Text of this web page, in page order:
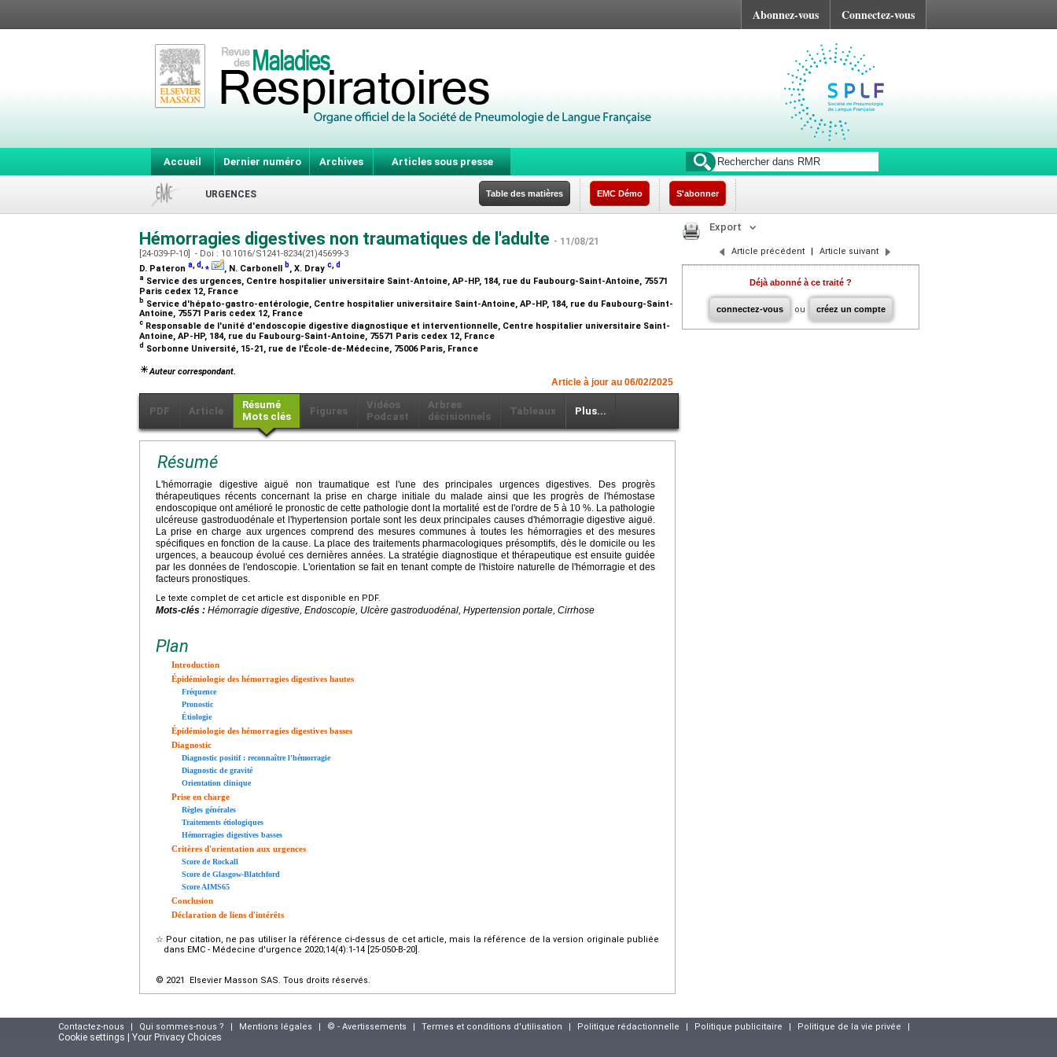
Abonnez-vous Connectez-vous
Accueil Dernier numéro Archives Articles sous presse
URGENCES Table des matières EMC Démo S'abonner
Hémorragies digestives non traumatiques de l'adulte - 11/08/21
[24-039-P-10] - Doi : 10.1016/S1241-8234(21)45699-3
D. Pateron a,d,⁎ , N. Carbonell b, X. Dray c,d
a Service des urgences, Centre hospitalier universitaire Saint-Antoine, AP-HP, 184, rue du Faubourg-Saint-Antoine, 75571
Paris cedex 12, France
b Service d'hépato-gastro-entérologie, Centre hospitalier universitaire Saint-Antoine, AP-HP, 184, rue du Faubourg-Saint-
Antoine, 75571 Paris cedex 12, France
c Responsable de l'unité d'endoscopie digestive diagnostique et interventionnelle, Centre hospitalier universitaire Saint-
Antoine, AP-HP, 184, rue du Faubourg-Saint-Antoine, 75571 Paris cedex 12, France
d Sorbonne Université, 15-21, rue de l'École-de-Médecine, 75006 Paris, France
Auteur correspondant.
Article à jour au 06/02/2025
PDF Article
Résumé
Mots clés
Figures
Vidéos
Podcast
Arbres
décisionnels
Tableaux Plus...
Résumé
L'hémorragie digestive aiguë non traumatique est l'une des principales urgences digestives. Des progrès
thérapeutiques récents concernant la prise en charge initiale du malade ainsi que les progrès de l'hémostase
endoscopique ont amélioré le pronostic de cette pathologie dont la mortalité est de l'ordre de 5 à 10 %. La pathologie
ulcéreuse gastroduodénale et l'hypertension portale sont les deux principales causes d'hémorragie digestive aiguë.
La prise en charge aux urgences comprend des mesures communes à toutes les hémorragies et des mesures
spécifiques en fonction de la cause. La place des traitements pharmacologiques présomptifs, dès le domicile ou les
urgences, a beaucoup évolué ces dernières années. La stratégie diagnostique et thérapeutique est ensuite guidée
par les données de l'endoscopie. L'orientation se fait en tenant compte de l'histoire naturelle de l'hémorragie et des
facteurs pronostiques.
Le texte complet de cet article est disponible en PDF.
Mots-clés : Hémorragie digestive, Endoscopie, Ulcère gastroduodénal, Hypertension portale, Cirrhose
Plan
Introduction
Épidémiologie des hémorragies digestives hautes
Fréquence
Pronostic
Étiologie
Épidémiologie des hémorragies digestives basses
Diagnostic
Diagnostic positif : reconnaître l'hémorragie
Diagnostic de gravité
Orientation clinique
Prise en charge
Règles générales
Traitements étiologiques
Hémorragies digestives basses
Critères d'orientation aux urgences
Score de Rockall
Score de Glasgow-Blatchford
Score AIMS65
Conclusion
Déclaration de liens d'intérêts
☆ Pour citation, ne pas utiliser la référence ci-dessus de cet article, mais la référence de la version originale publiée
dans EMC - Médecine d'urgence 2020;14(4):1-14 [25-050-B-20].
© 2021 Elsevier Masson SAS. Tous droits réservés.
Export
Article précédent | Article suivant
Déjà abonné à ce traité ?
connectez-vous ou créez un compte
Contactez-nous Qui sommes-nous ? Mentions légales © - Avertissements Termes et conditions d'utilisation Politique rédactionnelle Politique publicitaire Politique de la vie privée
Cookie settings | Your Privacy Choices